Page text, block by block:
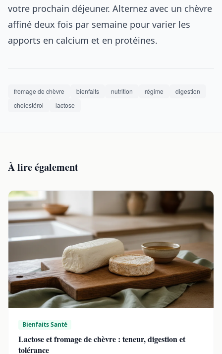
votre prochain déjeuner. Alternez avec un chèvre
affiné deux fois par semaine pour varier les
apports en calcium et en protéines.
fromage de chèvre bienfaits nutrition régime
digestion
cholestérol
lactose
À lire également
Bienfaits Santé
Lactose et fromage de chèvre : teneur, digestion et
tolérance